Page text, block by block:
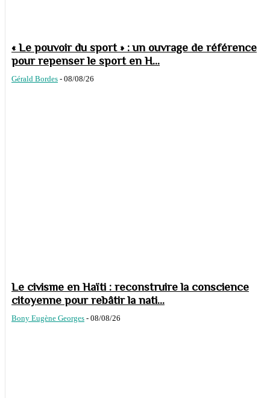
« Le pouvoir du sport » : un ouvrage de référence
pour repenser le sport en H...
Gérald Bordes - 08/08/26
Le civisme en Haïti : reconstruire la conscience
citoyenne pour rebâtir la nati...
Bony Eugène Georges - 08/08/26